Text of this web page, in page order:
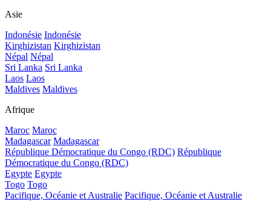
Asie
Indonésie Indonésie
Kirghizistan Kirghizistan
Népal Népal
Sri Lanka Sri Lanka
Laos Laos
Maldives Maldives
Afrique
Maroc Maroc
Madagascar Madagascar
République Démocratique du Congo (RDC) République
Démocratique du Congo (RDC)
Egypte Egypte
Togo Togo
Pacifique, Océanie et Australie Pacifique, Océanie et Australie